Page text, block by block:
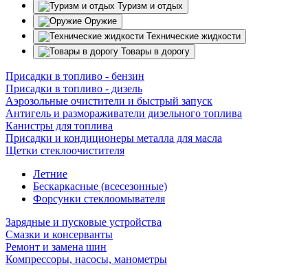
Туризм и отдых
Оружие
Технические жидкости
Товары в дорогу
Присадки в топливо - бензин
Присадки в топливо - дизель
Аэрозольные очистители и быстрый запуск
Антигель и размораживатели дизельного топлива
Канистры для топлива
Присадки и кондиционеры металла для масла
Щетки стеклоочистителя
Летние
Бескаркасные (всесезонные)
Форсунки стеклоомывателя
Зарядные и пусковые устройства
Смазки и консерванты
Ремонт и замена шин
Компрессоры, насосы, манометры